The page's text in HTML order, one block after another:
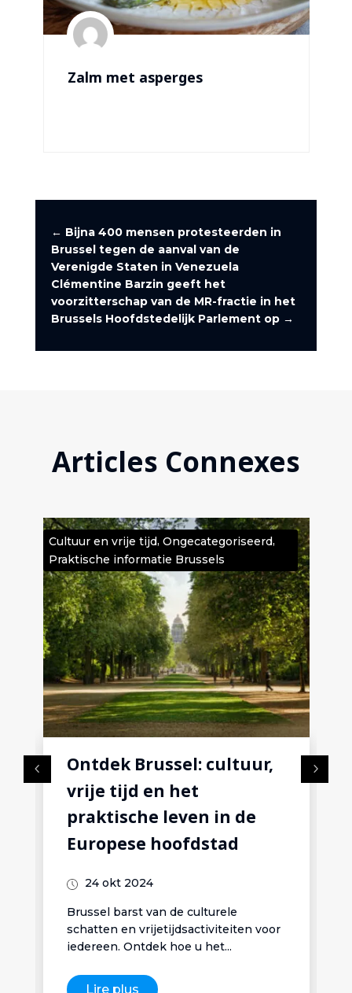
Zalm met asperges
← Bijna 400 mensen protesteerden in
Brussel tegen de aanval van de
Verenigde Staten in Venezuela
Clémentine Barzin geeft het
voorzitterschap van de MR-fractie in het
Brussels Hoofdstedelijk Parlement op→
Articles Connexes
Cultuur en vrije tijd, Ongecategoriseerd,
Praktische informatie Brussels
Ontdek Brussel: cultuur,
vrije tijd en het
praktische leven in de
Europese hoofdstad
24 okt 2024
Brussel barst van de culturele
schatten en vrijetijdsactiviteiten voor
iedereen. Ontdek hoe u het...
Lire plus